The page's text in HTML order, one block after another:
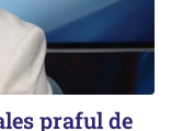
praful de